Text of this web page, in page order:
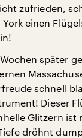
zufrieden,
einen
später
schnell
Dieser
Glitzern ist
dröhnt